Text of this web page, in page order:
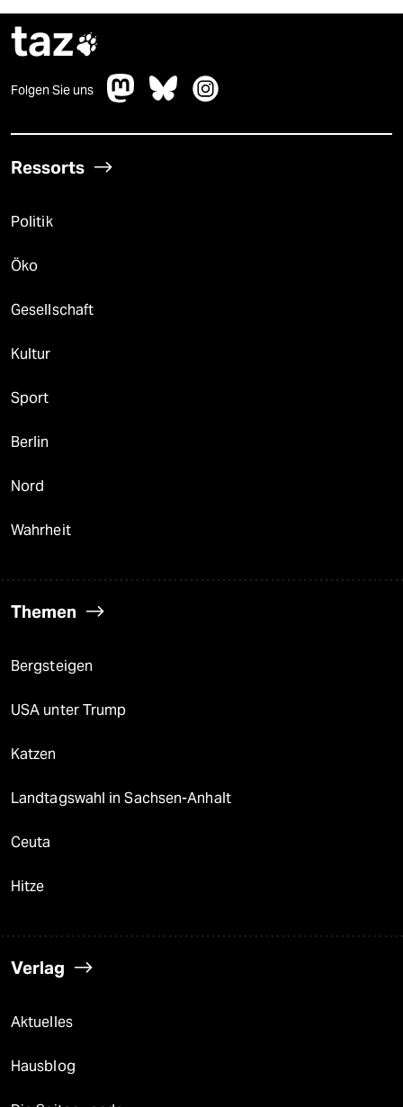
taz
Folgen Sie uns
Ressorts
Politik
Öko
Gesellschaft
Kultur
Sport
Berlin
Nord
Wahrheit
Themen
Bergsteigen
USA unter Trump
Katzen
Landtagswahl in Sachsen-Anhalt
Ceuta
Hitze
Verlag
Aktuelles
Hausblog